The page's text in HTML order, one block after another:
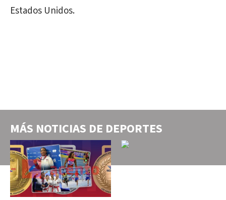
Estados Unidos.
MÁS NOTICIAS DE DEPORTES